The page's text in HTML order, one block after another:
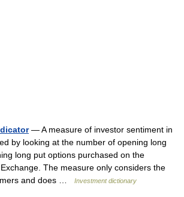
— A measure of investor sentiment in
by looking at the number of opening long
long put options purchased on the
The measure only considers the
and does …
Investment dictionary